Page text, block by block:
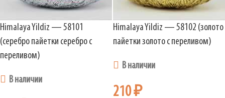
Himalaya Yildiz — 58101
(серебро пайетки серебро с
переливом)
В наличии
Himalaya Yildiz — 58102 (золото
пайетки золото с переливом)
В наличии
210₽